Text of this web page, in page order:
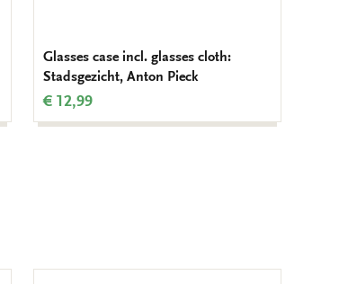
Glasses case incl. glasses cloth:
Stadsgezicht, Anton Pieck
€ 12,99